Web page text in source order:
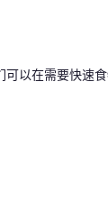
以在需要快速食